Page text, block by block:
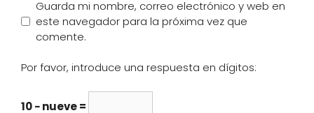
Guarda mi nombre, correo electrónico y web en
este navegador para la próxima vez que
comente.
Por favor, introduce una respuesta en dígitos:
10 − nueve =